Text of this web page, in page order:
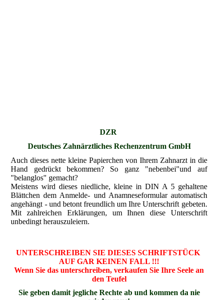
DZR
Deutsches Zahnärztliches Rechenzentrum GmbH
Auch dieses nette kleine Papierchen von Ihrem Zahnarzt in die
Hand gedrückt bekommen? So ganz "nebenbei"und auf
"belanglos" gemacht?
Meistens wird dieses niedliche, kleine in DIN A 5 gehaltene
Blättchen dem Anmelde- und Anamneseformular automatisch
angehängt - und betont freundlich um Ihre Unterschrift gebeten.
Mit zahlreichen Erklärungen, um Ihnen diese Unterschrift
unbedingt herauszuleiern.
UNTERSCHREIBEN SIE DIESES SCHRIFTSTÜCK
AUF GAR KEINEN FALL !!!
Wenn Sie das unterschreiben, verkaufen Sie Ihre Seele an
den Teufel
Sie geben damit jegliche Rechte ab und kommen da nie